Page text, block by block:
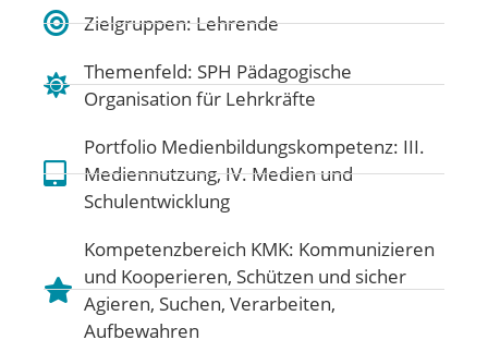
Zielgruppen: Lehrende
Themenfeld: SPH Pädagogische
Organisation für Lehrkräfte
Portfolio Medienbildungskompetenz: III.
Mediennutzung,IV. Medien und
Schulentwicklung
Kompetenzbereich KMK: Kommunizieren
und Kooperieren, Schützen und sicher
Agieren, Suchen, Verarbeiten,
Aufbewahren